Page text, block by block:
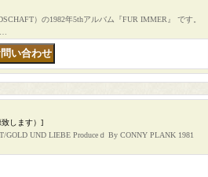
）の1982年5thアルバム『FUR IMMER』 です。
します）]
UND LIEBE Produceｄ By CONNY PLANK 1981